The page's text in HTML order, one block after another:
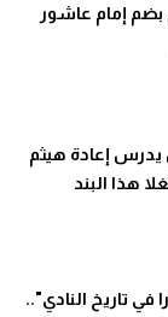
إمام عاشور
يدرس إعادة هيثم
هذا البند
في تاريخ النادي"..